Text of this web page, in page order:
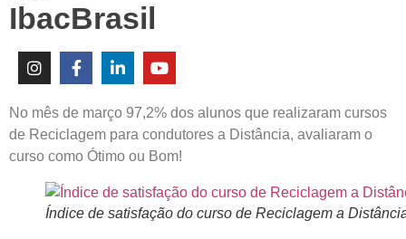
IbacBrasil
No mês de março 97,2% dos alunos que realizaram cursos
de Reciclagem para condutores a Distância, avaliaram o
curso como Ótimo ou Bom!
Índice de satisfação do curso de Reciclagem a